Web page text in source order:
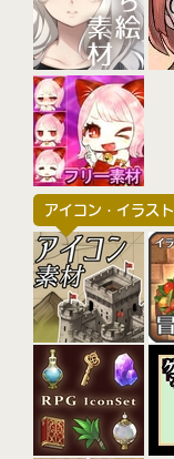
アイコン・イラスト